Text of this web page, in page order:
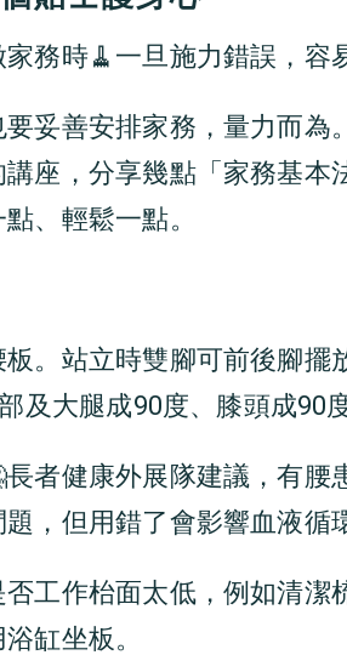
務時🧹一旦施力錯誤，容
要妥善安排家務，量力而
座，分享幾點「家務基本
、輕鬆一點。
。站立時雙腳可前後腳擺
及大腿成90度、膝頭成90
者健康外展隊建議，有腰
，但用錯了會影響血液循
工作枱面太低，例如清潔
缸坐板。